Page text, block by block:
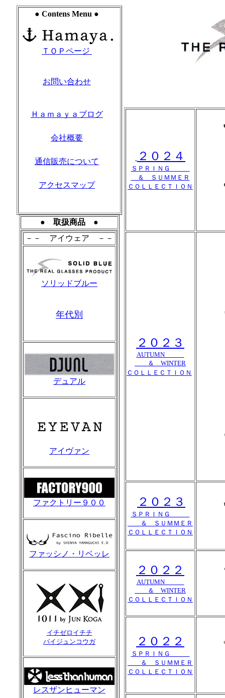
● Contens Menu ●
ＴＯＰページ
お問い合わせ
Ｈａｍａｙａブログ
会社概要
通信販売について
アクセスマップ
● 取扱商品 ●
－－ アイウェア －－
ソリッドブルー
年代別
デュアル
アイヴァン
ファクトリー９００
ファッシノ・リベッレ
イチゼロイチチ
バイジュンコウガ
レスザンヒューマン
２０２４
ＳＰＲＩＮＧ
＆ ＳＵＭＭＥＲ
ＣＯＬＬＥＣＴＩＯＮ
２０２３
AUTUMN
＆ WINTER
ＣＯＬＬＥＣＴＩＯＮ
２０２３
ＳＰＲＩＮＧ
＆ ＳＵＭＭＥＲ
ＣＯＬＬＥＣＴＩＯＮ
２０２２
AUTUMN
＆ WINTER
ＣＯＬＬＥＣＴＩＯＮ
２０２２
ＳＰＲＩＮＧ
＆ ＳＵＭＭＥＲ
ＣＯＬＬＥＣＴＩＯＮ